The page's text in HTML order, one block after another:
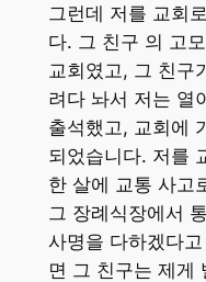
그런데 저를 교회
다. 그 친구 의 고
교회였고, 그 친구
려다 놔서 저는 열
출석했고, 교회에
되었습니다. 저를
한 살에 교통 사고
그 장례식장에서
사명을 다하겠다
면 그 친구는 제게